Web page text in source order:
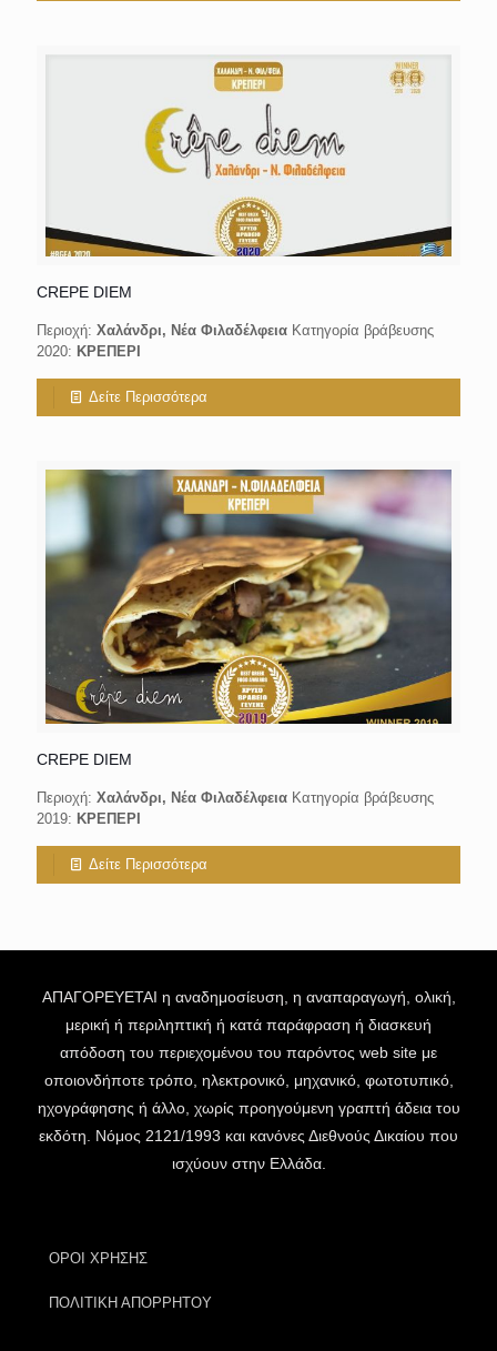
CREPE DIEM
Περιοχή: Χαλάνδρι, Νέα Φιλαδέλφεια Κατηγορία βράβευσης
2020: ΚΡΕΠΕΡΙ
Δείτε Περισσότερα
CREPE DIEM
Περιοχή: Χαλάνδρι, Νέα Φιλαδέλφεια Κατηγορία βράβευσης
2019: ΚΡΕΠΕΡΙ
Δείτε Περισσότερα
ΑΠΑΓΟΡΕΥΕΤΑΙ η αναδημοσίευση, η αναπαραγωγή, ολική,
μερική ή περιληπτική ή κατά παράφραση ή διασκευή
απόδοση του περιεχομένου του παρόντος web site με
οποιονδήποτε τρόπο, ηλεκτρονικό, μηχανικό, φωτοτυπικό,
ηχογράφησης ή άλλο, χωρίς προηγούμενη γραπτή άδεια του
εκδότη. Νόμος 2121/1993 και κανόνες Διεθνούς Δικαίου που
ισχύουν στην Ελλάδα.
ΟΡΟΙ ΧΡΗΣΗΣ
ΠΟΛΙΤΙΚΗ ΑΠΟΡΡΗΤΟΥ